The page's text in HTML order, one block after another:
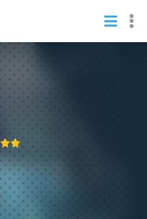
2 взлом на
деньги